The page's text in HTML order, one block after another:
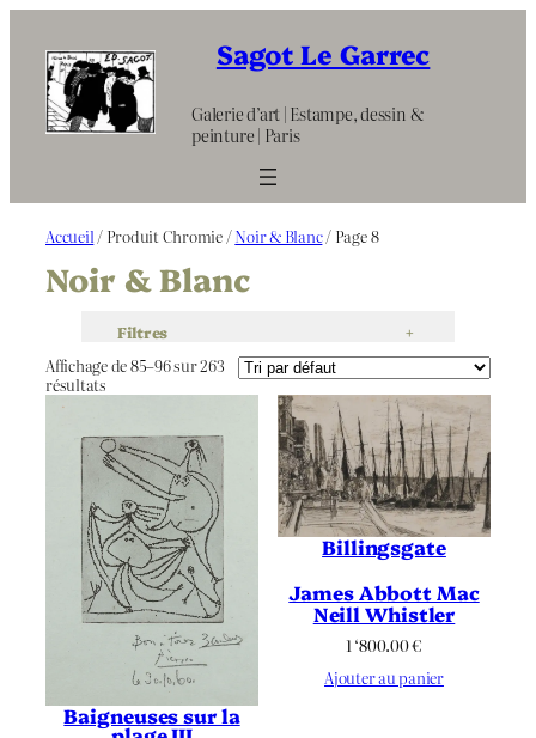
contenu
Sagot Le Garrec
Galerie d’art | Estampe, dessin &
peinture | Paris
Accueil / Produit Chromie /Noir & Blanc/ Page 8
Noir & Blanc
Filtres +
Affichage de 85–96 sur 263
résultats
Baigneuses sur la
Billingsgate
James Abbott Mac
Neill Whistler
1 ‘800.00€
Ajouter au panier